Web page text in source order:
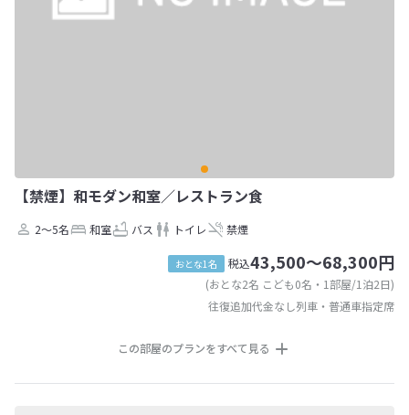
【禁煙】和モダン和室／レストラン食
2～5名 和室 バス トイレ 禁煙
おとな1名 税込43,500～68,300円
(おとな2名 こども0名・1部屋/1泊2日)
往復追加代金なし列車・普通車指定席
この部屋のプランをすべて見る